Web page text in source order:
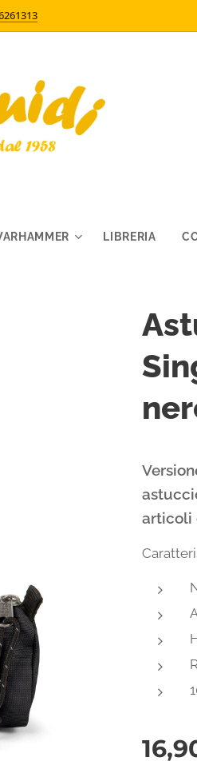
LIBRERIA
articoli